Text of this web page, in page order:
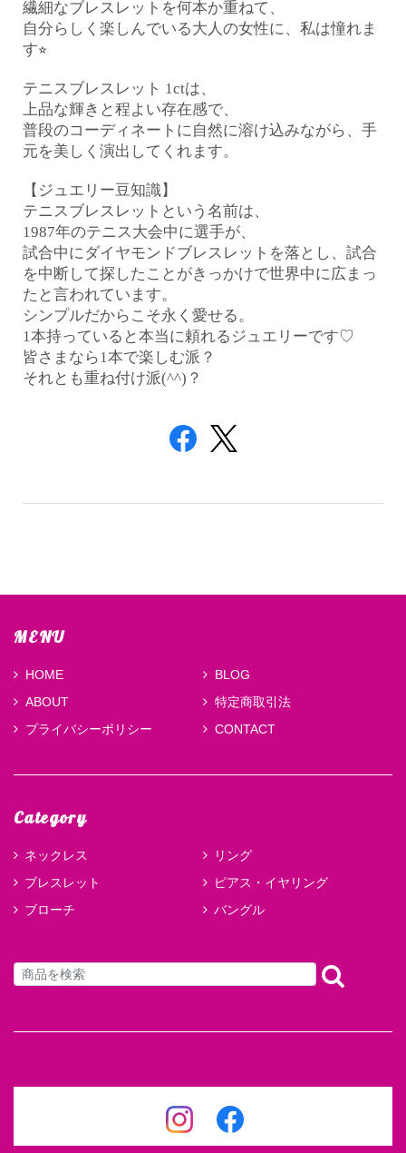
繊細なブレスレットを何本か重ねて、
自分らしく楽しんでいる大人の女性に、 私は憧れま
す⭐︎
テニスブレスレット 1ctは、
上品な輝きと程よい存在感で、
普段のコーディネートに自然に溶け込みながら、手
元を美しく演出してくれます。
【ジュエリー豆知識】
テニスブレスレットという名前は、
1987年のテニス大会中に選手が、
試合中にダイヤモンドブレスレットを落とし、試合
を中断して探したことがきっかけで世界中に広まっ
たと言われています。
シンプルだからこそ永く愛せる。
1本持っていると本当に頼れるジュエリーです♡
皆さまなら1本で楽しむ派？
それとも重ね付け派(^^)？
MENU
HOME
BLOG
ABOUT
特定商取引法
プライバシーポリシー
CONTACT
Category
ネックレス
リング
ブレスレット
ピアス・イヤリング
ブローチ
バングル